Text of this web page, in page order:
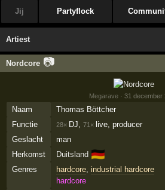
Jij Partyflock
Artiest
Nordcore 📷
Megarave · 31 december
Naam
Thomas Böttcher
Functie
28× DJ, 71× live, producer
Geslacht
man
Herkomst
Duitsland 🇩🇪
Genres hardcore, industrial hardcore
hardcore